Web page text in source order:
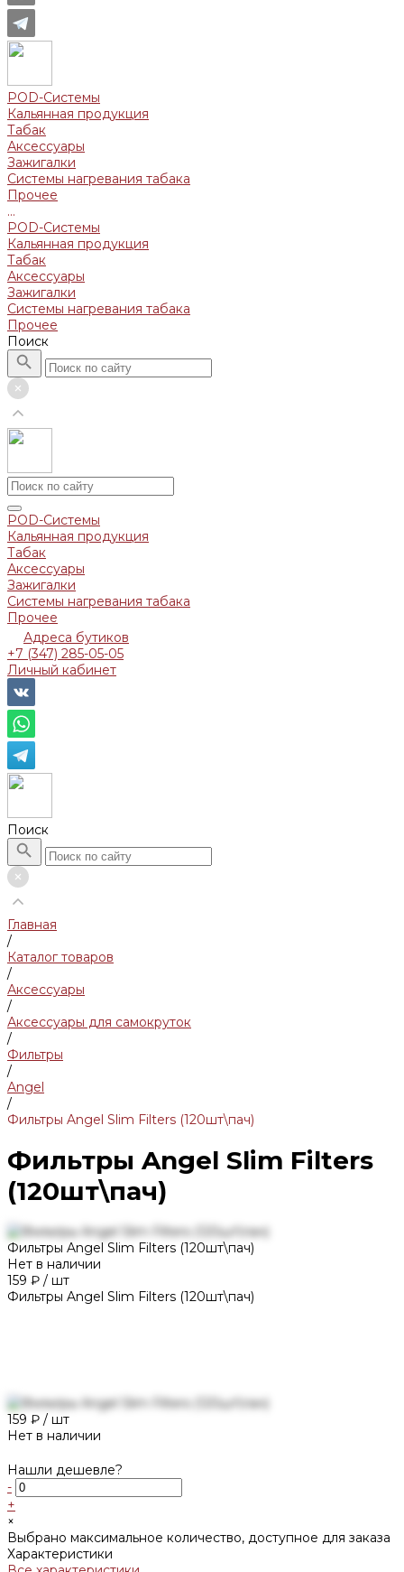
POD-Системы
Кальянная продукция
Табак
Аксессуары
Зажигалки
Системы нагревания табака
Прочее
...
POD-Системы
Кальянная продукция
Табак
Аксессуары
Зажигалки
Системы нагревания табака
Прочее
Поиск
POD-Системы
Кальянная продукция
Табак
Аксессуары
Зажигалки
Системы нагревания табака
Прочее
Адреса бутиков
+7 (347) 285-05-05
Личный кабинет
Поиск
Главная
/
Каталог товаров
/
Аксессуары
/
Аксессуары для самокруток
/
Фильтры
/
Angel
/
Фильтры Angel Slim Filters (120шт\пач)
Фильтры Angel Slim Filters
(120шт\пач)
Фильтры Angel Slim Filters (120шт\пач)
Нет в наличии
159 ₽ / шт
Фильтры Angel Slim Filters (120шт\пач)
159 ₽ / шт
Нет в наличии
Нашли дешевле?
-
+
×
Выбрано максимальное количество, доступное для заказа
Характеристики